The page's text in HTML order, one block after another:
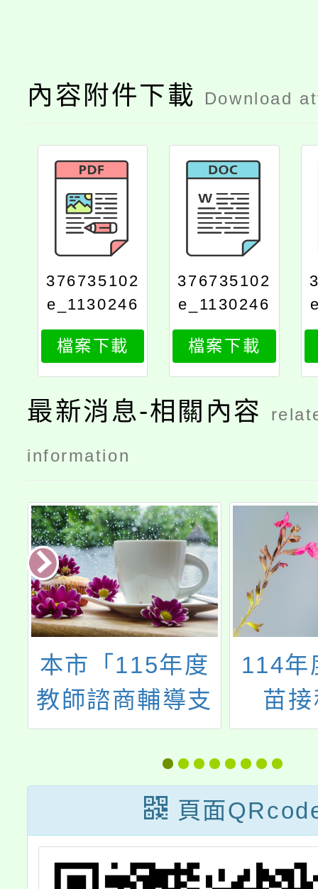
內容附件下載 Download
376735102
e_1130246
089_attach
2
檔案下載
376735102
e_1130246
089_attach
1
檔案下載
最新消息-相關內容
information
本市「115年度
教師諮商輔導支
持服務」合作心
理諮商所資訊
114年
苗
頁面